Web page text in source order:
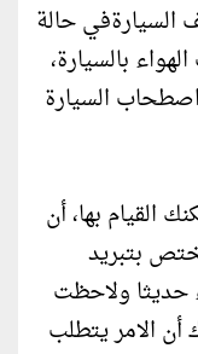
السيارةفي حالة
بالسيارة،
السيارة
القيام بها، أن
بتبريد
حديثا ولاحظت
أن الامر يتطلب